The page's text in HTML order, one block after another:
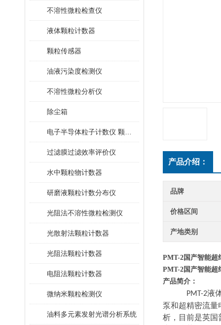
不溶性微粒检查仪
液体颗粒计数器
颗粒传感器
油液污染度检测仪
不溶性微粒分析仪
除尘箱
过滤膜过滤效率评价仪
水中颗粒物计数器
研磨液颗粒计数分布仪
光阻法不溶性微粒检测仪
光散射法颗粒计数器
光阻法颗粒计数器
电阻法颗粒计数器
微纳米颗粒检测仪
油料多元素发射光谱分析系统
产品介绍：
品牌
价格区间
产地类别
PMT-2国产智能超
PMT-2国产智能超
产品简介：
PMT-2液
泵和超精密流量
析，目前是英国